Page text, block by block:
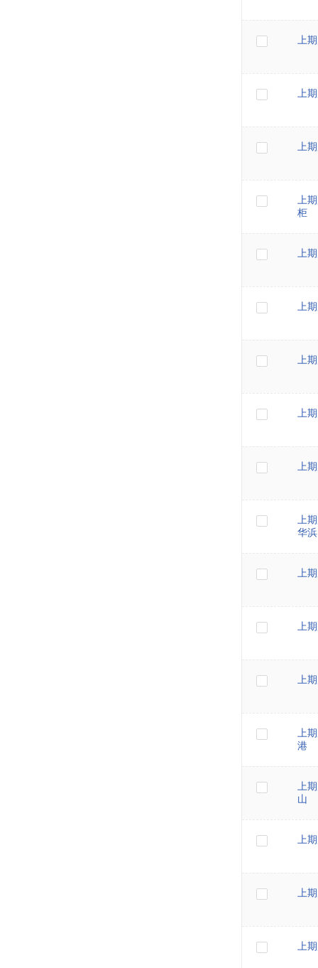
上
上
上
上
柜
上
上
上
上
上
上
华浜
上
上
上
上
港
上
山
上
上
上